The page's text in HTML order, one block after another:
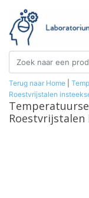
Terug naar Home
Roestvrijstalen
Roestvrijstalen